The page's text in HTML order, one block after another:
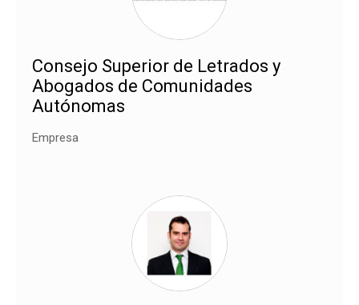
Consejo Superior de Letrados y
Abogados de Comunidades
Autónomas
Empresa